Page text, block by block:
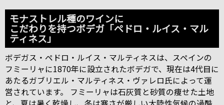
モナストレル種のワインに
こだわりを持つボデガ「ペドロ・ルイス・マル
ティネス」
ボデガス・ペドロ・ルイス・マルティネスは、スペインの
フミーリャに1870年に設立されたボデガで、現在は4代目に
あたるガブリエル・マルティネス・ヴァレロ氏によって運
営されています。 フミーリャは石灰質と砂質の痩せた土地